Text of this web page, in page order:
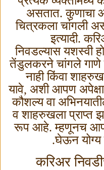
असतात. कुणाचा
चित्रकला चांगली
इत्यादी.
निवडल्यास यशस्वी
तेंडुलकरने चांगले गाणे
नाही किंवा
यावे, अशी आपण
कौशल्य वा
व शाहरुखला प्राप्त
रूप आहे. म्हणूनच
घेऊन
करिअर